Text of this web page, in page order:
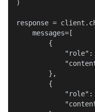
)
response =